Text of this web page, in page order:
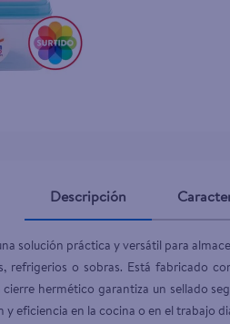
Descripción
solución práctica y versátil para
refrigerios o sobras. Está fabricado
hermético garantiza un sellado
eficiencia en la cocina o en el trabajo